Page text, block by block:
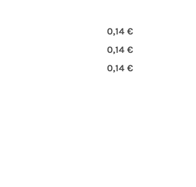
0,14 €
0,14 €
0,14 €